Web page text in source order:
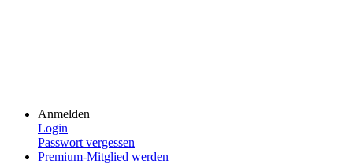
Anmelden
Login
Passwort vergessen
Premium-Mitglied werden